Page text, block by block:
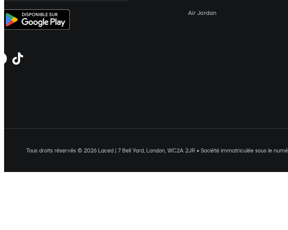
Air Jordan
Tous droits réservés © 2026 Laced | 7 Bell Yard, London, WC2A 2JR • Société immatriculée sous le